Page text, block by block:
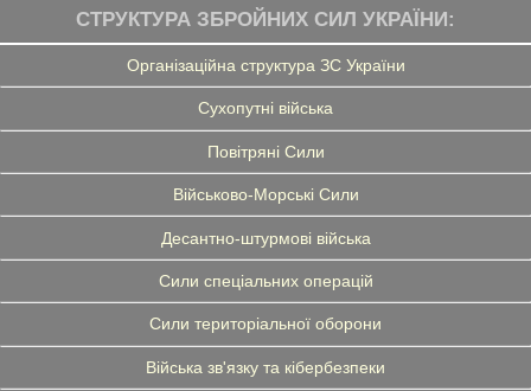
СТРУКТУРА ЗБРОЙНИХ СИЛ УКРАЇНИ:
Організаційна структура ЗС України
Сухопутні війська
Повітряні Сили
Військово-Морські Сили
Десантно-штурмові війська
Сили спеціальних операцій
Сили територіальної оборони
Війська зв'язку та кібербезпеки